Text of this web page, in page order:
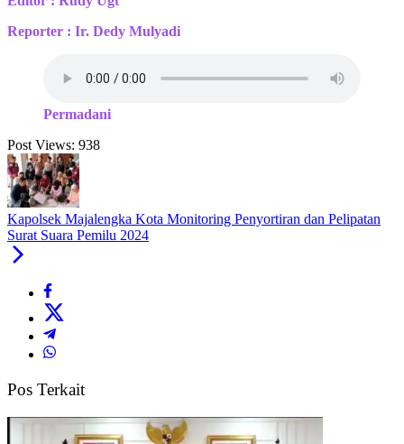
Reporter : Ir. Dedy Mulyadi
Permadani
Post Views: 938
Kapolsek Majalengka Kota Monitoring Penyortiran dan Pelipatan
Surat Suara Pemilu 2024
Pos Terkait